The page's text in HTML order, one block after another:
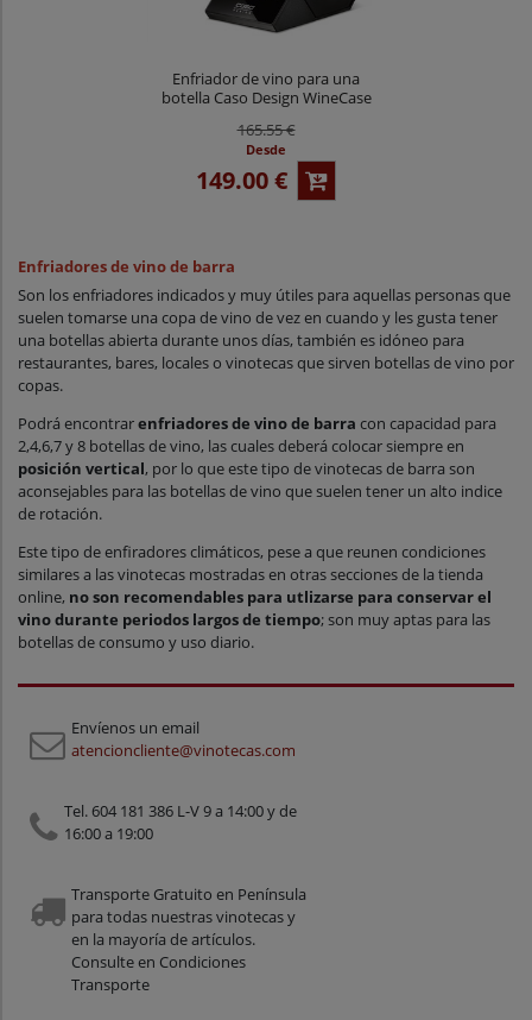
Enfriador de vino para una
botella Caso Design WineCase
165.55 €
Desde
149.00 €
Enfriadores de vino de barra
Son los enfriadores indicados y muy útiles para aquellas personas que
suelen tomarse una copa de vino de vez en cuando y les gusta tener
una botellas abierta durante unos días, también es idóneo para
restaurantes, bares, locales o vinotecas que sirven botellas de vino por
copas.
Podrá encontrarenfriadores de vino de barra con capacidad para
2,4,6,7 y 8 botellas de vino, las cuales deberá colocar siempre en
posición vertical, por lo que este tipo de vinotecas de barra son
aconsejables para las botellas de vino que suelen tener un alto indice
de rotación.
Este tipo de enfiradores climáticos, pese a que reunen condiciones
similares a las vinotecas mostradas en otras secciones de la tienda
online, no son recomendables para utlizarse para conservar el
vino durante periodos largos de tiempo; son muy aptas para las
botellas de consumo y uso diario.
Envíenos un email
atencioncliente@vinotecas.com
Tel. 604 181 386 L-V 9 a 14:00 y de
16:00 a 19:00
Transporte Gratuito en Península
para todas nuestras vinotecas y
en la mayoría de artículos.
Consulte en Condiciones
Transporte